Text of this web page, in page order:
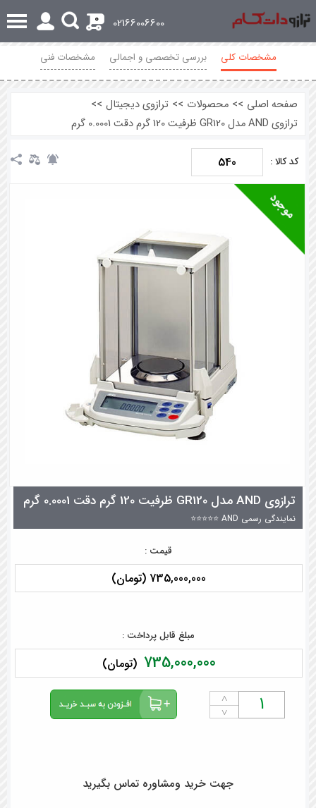
02166006600
0
مشخصات کلی بررسی تخصصی و اجمالی مشخصات فنی
صفحه اصلی >> محصولات >> ترازوی دیجیتال >>
ترازوی AND مدل GR120 ظرفیت 120 گرم دقت 0.0001 گرم
کد کالا : 540
ترازوی AND مدل GR120 ظرفیت 120 گرم دقت 0.0001 گرم
نمایندگی رسمی AND ⭐⭐⭐⭐⭐
قیمت :
735,000,000 (تومان)
مبلغ قابل پرداخت :
735,000,000 (تومان)
˄
˅
جهت خرید ومشاوره تماس بگیرید